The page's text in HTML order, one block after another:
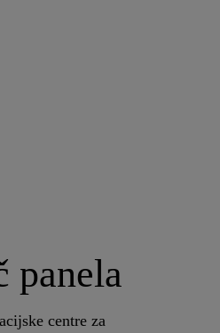
panela
centre za